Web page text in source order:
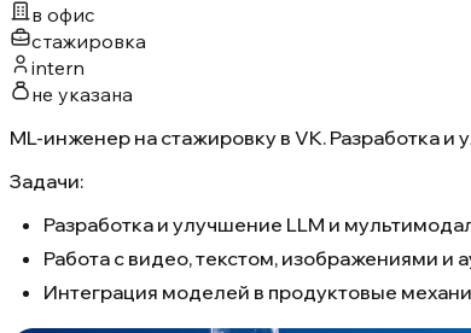
в офис
стажировка
intern
не указана
ML-инженер на стажировку в VK. Разработка
Задачи:
Разработка и улучшение LLM и
Работа с видео, текстом, изображениями и
Интеграция моделей в продуктовые